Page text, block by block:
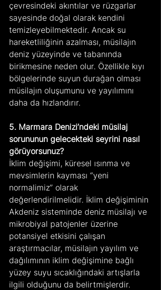
çevresindeki akıntılar ve rüzgarlar
sayesinde doğal olarak kendini
temizleyebilmektedir. Ancak su
hareketliliğinin azalması, müsilajın
deniz yüzeyinde ve tabanında
birikmesine neden olur. Özellikle kıyı
bölgelerinde suyun durağan olması
müsilajın oluşumunu ve yayılımını
daha da hızlandırır.
5. Marmara Denizi’ndeki müsilaj
sorununun gelecekteki seyrini nasıl
görüyorsunuz?
İklim değişimi, küresel ısınma ve
mevsimlerin kayması “yeni
normalimiz” olarak
değerlendirilmelidir. İklim değişiminin
Akdeniz sisteminde deniz müsilajı ve
mikrobiyal patojenler üzerine
potansiyel etkisini çalışan
araştırmacılar, müsilajın yayılım ve
dağılımının iklim değişimine bağlı
yüzey suyu sıcaklığındaki artışlarla
ilgili olduğunu da belirtmişlerdir.